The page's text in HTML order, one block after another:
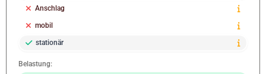
Anschlag
mobil
stationär
Belastung: